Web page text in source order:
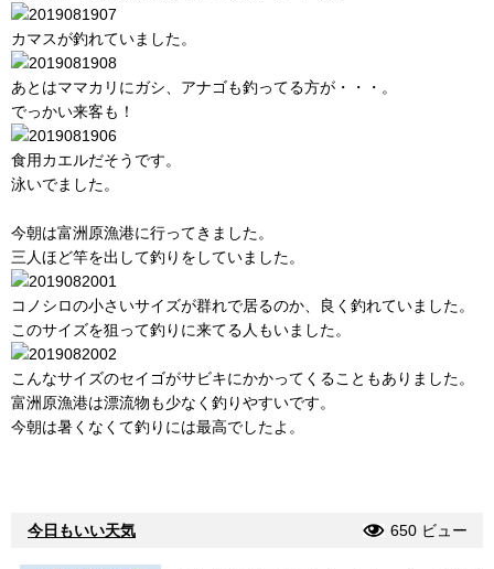
カマスが釣れていました。
あとはママカリにガシ、アナゴも釣ってる方が・・・。
でっかい来客も！
食用カエルだそうです。
泳いでました。
今朝は富洲原漁港に行ってきました。
三人ほど竿を出して釣りをしていました。
コノシロの小さいサイズが群れで居るのか、良く釣れていました。
このサイズを狙って釣りに来てる人もいました。
こんなサイズのセイゴがサビキにかかってくることもありました。
富洲原漁港は漂流物も少なく釣りやすいです。
今朝は暑くなくて釣りには最高でしたよ。
今日もいい天気 650 ビュー